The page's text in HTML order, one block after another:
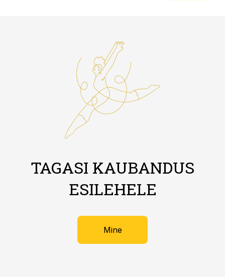
TAGASI KAUBANDUS
ESILEHELE
Mine